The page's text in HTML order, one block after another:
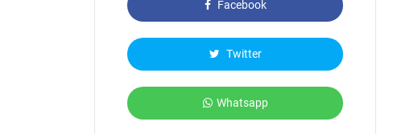
Facebook
Twitter
Whatsapp